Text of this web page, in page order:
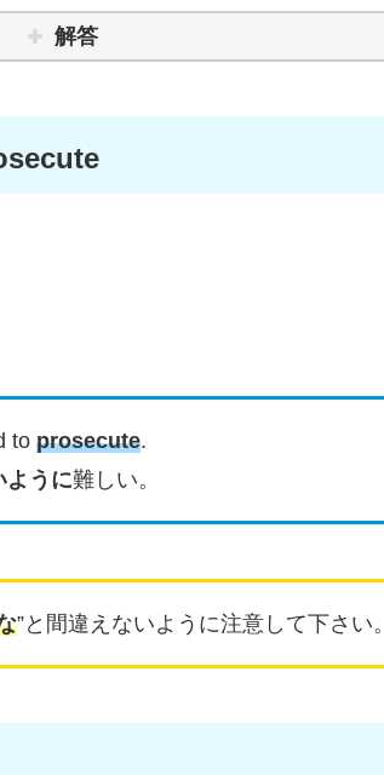
解答
to prosecute.
ように難しい。
”と間違えないように注意して下さい。